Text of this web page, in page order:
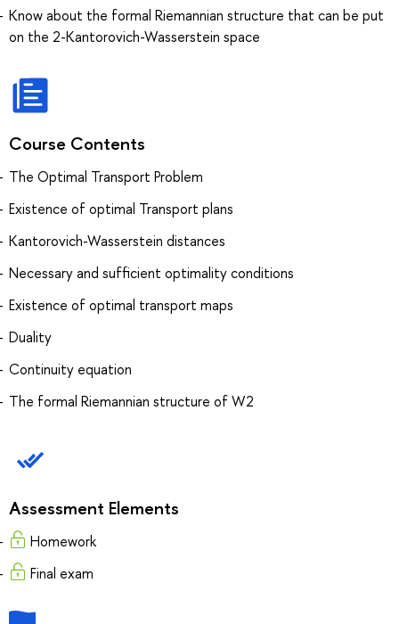
Know about the formal Riemannian structure that can be put
on the 2-Kantorovich-Wasserstein space
Course Contents
The Optimal Transport Problem
Existence of optimal Transport plans
Kantorovich-Wasserstein distances
Necessary and sufficient optimality conditions
Existence of optimal transport maps
Duality
Continuity equation
The formal Riemannian structure of W2
Assessment Elements
Homework
Final exam